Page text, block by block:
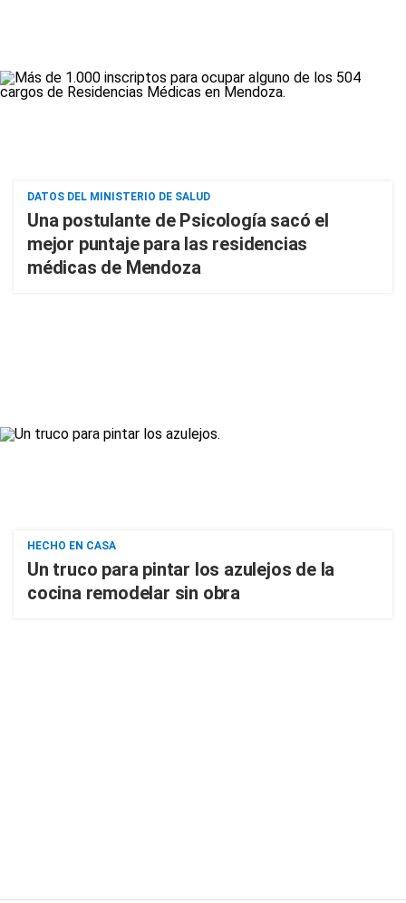
DATOS DEL MINISTERIO DE SALUD
Una postulante de Psicología sacó el
mejor puntaje para las residencias
médicas de Mendoza
HECHO EN CASA
Un truco para pintar los azulejos de la
cocina remodelar sin obra